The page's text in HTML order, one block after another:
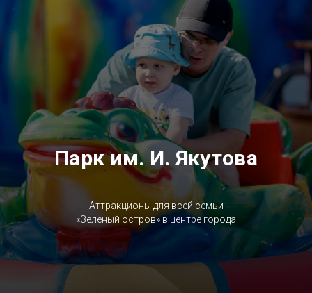
Парк им. И. Якутова
Аттракционы для всей семьи
«Зеленый остров» в центре города